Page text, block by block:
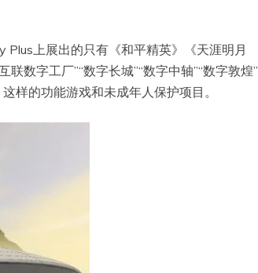
Plus上展出的只有《和平精英》《天涯明月
数字工厂”“数字长城”“数字中轴”“数字敦煌”
样的功能游戏和未成年人保护项目。